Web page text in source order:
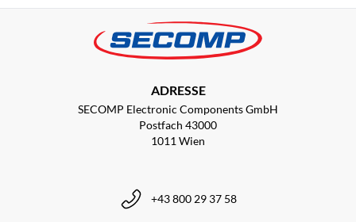
ADRESSE
SECOMP Electronic Components GmbH
Postfach 43000
1011 Wien
+43 800 29 37 58